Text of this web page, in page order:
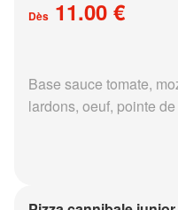
Dès 11.00 €
Base sauce tomate,
lardons, oeuf, pointe